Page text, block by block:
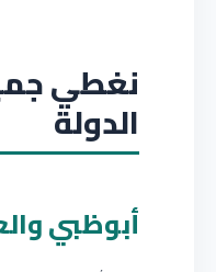
نغطي
الدولة
أبوظبي